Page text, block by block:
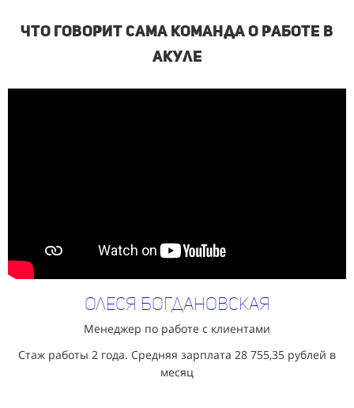
Что говорИт сама команда о работе в
Акуле
Олеся Богдановская
Менеджер по работе с клиентами
Стаж работы 2 года. Средняя зарплата 28 755,35 рублей в
месяц